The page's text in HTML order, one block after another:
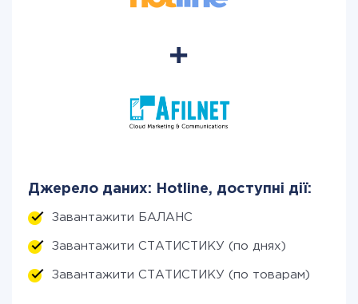
Джерело даних: Hotline, доступні дії:
Завантажити БАЛАНС
Завантажити СТАТИСТИКУ (по днях)
Завантажити СТАТИСТИКУ (по товарам)